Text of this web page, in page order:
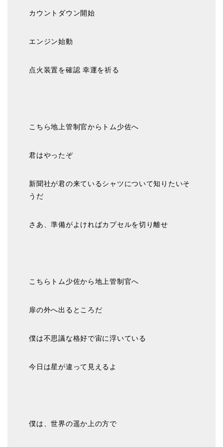
カウントダウン開始
エンジン始動
点火装置を確認 幸運を祈る
こちら地上管制官からトム少佐へ
君はやったぞ
新聞社が君の来ているシャツについて知りたいそ
うだ
さあ、準備がよければカプセルを切り離せ
こちらトム少佐から地上管制官へ
扉の外へ出るところだ
僕は不思議な格好で宙に浮いている
今日は星が違って見えるよ
僕は、世界の遥か上の方で